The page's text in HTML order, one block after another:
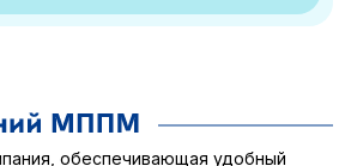
обеспечивающая удобный